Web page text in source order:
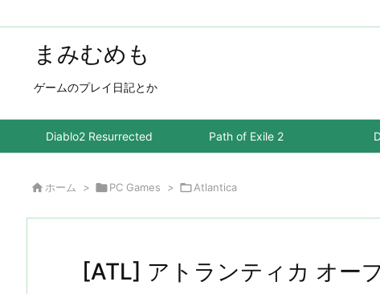
まみむめも
ゲームのプレイ日記とか
Diablo2 Resurrected Path of Exile 2
 ホーム > PC Games > Atlantica
[ATL] アトランティカ オー